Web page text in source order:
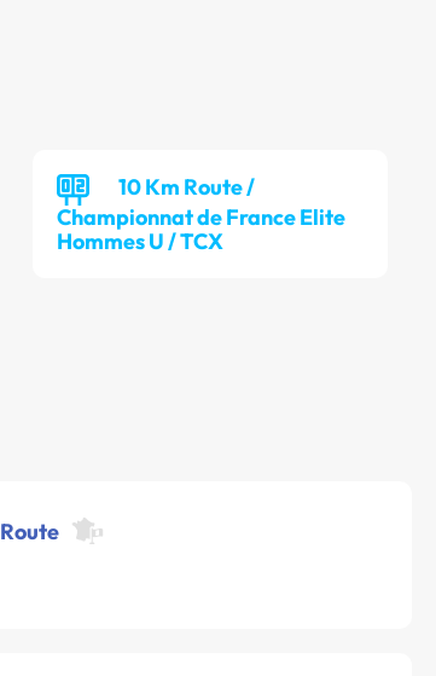
10 Km Route /
Championnat de France Elite
Hommes U / TCX